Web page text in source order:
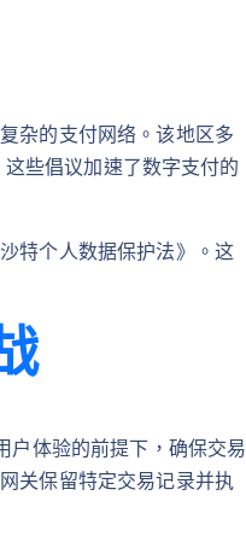
杂的支付网络。该地区多
些倡议加速了数字支付的
特个人数据保护法》。这
体验的前提下，确保交易
关保留特定交易记录并执